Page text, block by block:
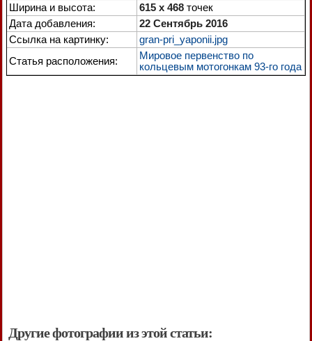
Ширина и высота:
615 x 468 точек
Дата добавления:
22 Сентябрь 2016
Ссылка на картинку:
gran-pri_yaponii.jpg
Статья расположения:
Мировое первенство по
кольцевым мотогонкам 93-го года
Другие фотографии из этой статьи: